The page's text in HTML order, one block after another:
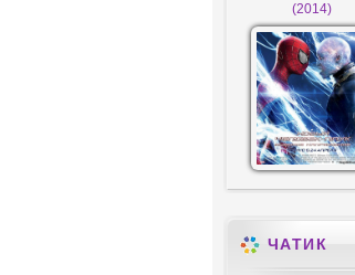
(2014)
ЧАТИК